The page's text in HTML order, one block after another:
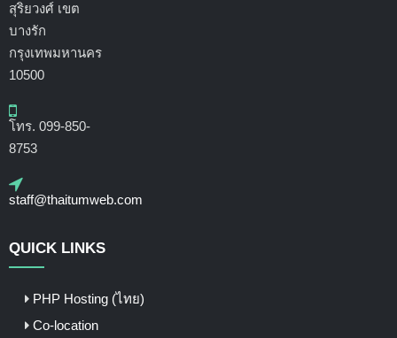
สุริยวงศ์ เขต
บางรัก
กรุงเทพมหานคร
10500
โทร. 099-850-
8753
staff@thaitumweb.com
QUICK LINKS
PHP Hosting (ไทย)
Co-location